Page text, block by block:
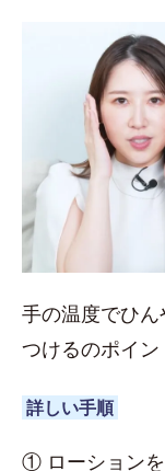
手の温度でひ
つけるのポイン
詳しい手順
① ローション